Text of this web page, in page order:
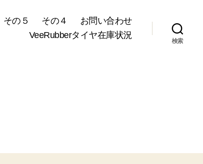
その５ その４
お問い合わせ
VeeRubberタイヤ在庫状況
検索